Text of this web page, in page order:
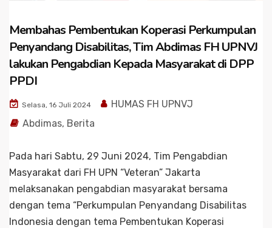
Membahas Pembentukan Koperasi Perkumpulan
Penyandang Disabilitas, Tim Abdimas FH UPNVJ
lakukan Pengabdian Kepada Masyarakat di DPP
PPDI
Selasa, 16 Juli 2024
HUMAS FH UPNVJ
Abdimas, Berita
Pada hari Sabtu, 29 Juni 2024, Tim Pengabdian
Masyarakat dari FH UPN “Veteran” Jakarta
melaksanakan pengabdian masyarakat bersama
dengan tema “Perkumpulan Penyandang Disabilitas
Indonesia dengan tema Pembentukan Koperasi